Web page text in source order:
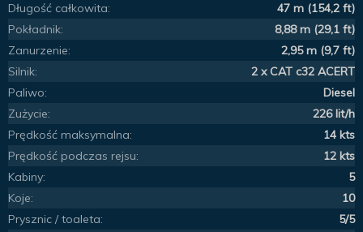
Długość całkowita:
47 m (154,2 ft)
Pokładnik:
8,88 m (29,1 ft)
Zanurzenie:
2,95 m (9,7 ft)
Silnik:
2 x CAT c32 ACERT
Paliwo:
Diesel
Zużycie:
226 lit/h
Prędkość maksymalna:
14 kts
Prędkość podczas rejsu:
12 kts
Kabiny:
5
Koje:
10
Prysznic / toaleta:
5/5